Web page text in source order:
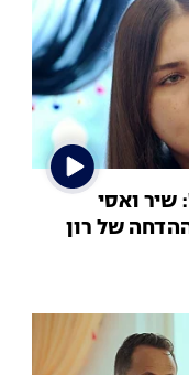
ואסי
של רון